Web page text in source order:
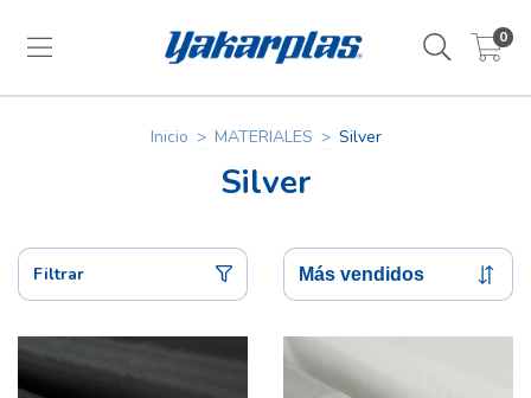
0
Inicio > MATERIALES > Silver
Silver
Filtrar